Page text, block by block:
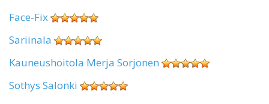
Face-Fix
Sariinala
Kauneushoitola Merja Sorjonen
Sothys Salonki